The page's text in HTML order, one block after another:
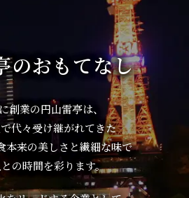
のおもてなし
創業の円山雷亭は、
代々受け継がれてきた
本来の美しさと繊細な味で
の時間を彩ります。